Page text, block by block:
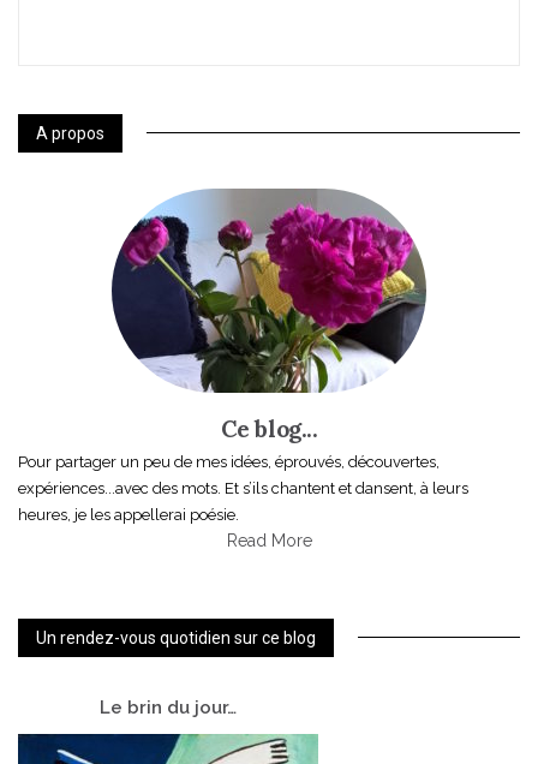
A propos
Ce blog...
Pour partager un peu de mes idées, éprouvés, découvertes,
expériences...avec des mots. Et s’ils chantent et dansent, à leurs
heures, je les appellerai poésie.
Read More
Un rendez-vous quotidien sur ce blog
Le brin du jour…